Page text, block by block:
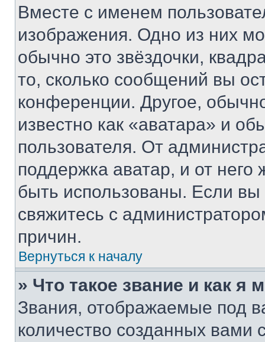
Вместе с именем
изображения. Одно из них
обычно это звёздочки,
то, сколько сообщений вы
конференции. Другое,
известно как «аватара» и
пользователя. От
поддержка аватар, и от него
быть использованы. Если
свяжитесь с
причин.
Вернуться к началу
» Что такое звание и как я
Звания, отображаемые под
количество созданных